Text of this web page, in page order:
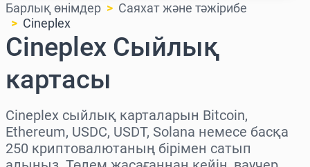
Барлық өнімдер
Саяхат және тәжірибе
Cineplex
Cineplex Сыйлық
картасы
Cineplex сыйлық карталарын Bitcoin,
Ethereum, USDC, USDT, Solana немесе басқа
250 криптовалютаның бірімен сатып